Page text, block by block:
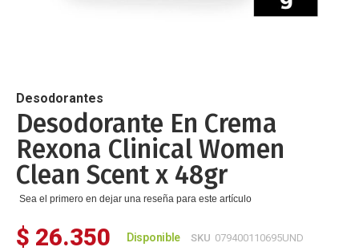
de
la
galería
de
imágenes
Desodorantes
Desodorante En Crema
Rexona Clinical Women
Clean Scent x 48gr
Sea el primero en dejar una reseña para este artículo
$ 26.350 Disponible SKU 079400110695UND